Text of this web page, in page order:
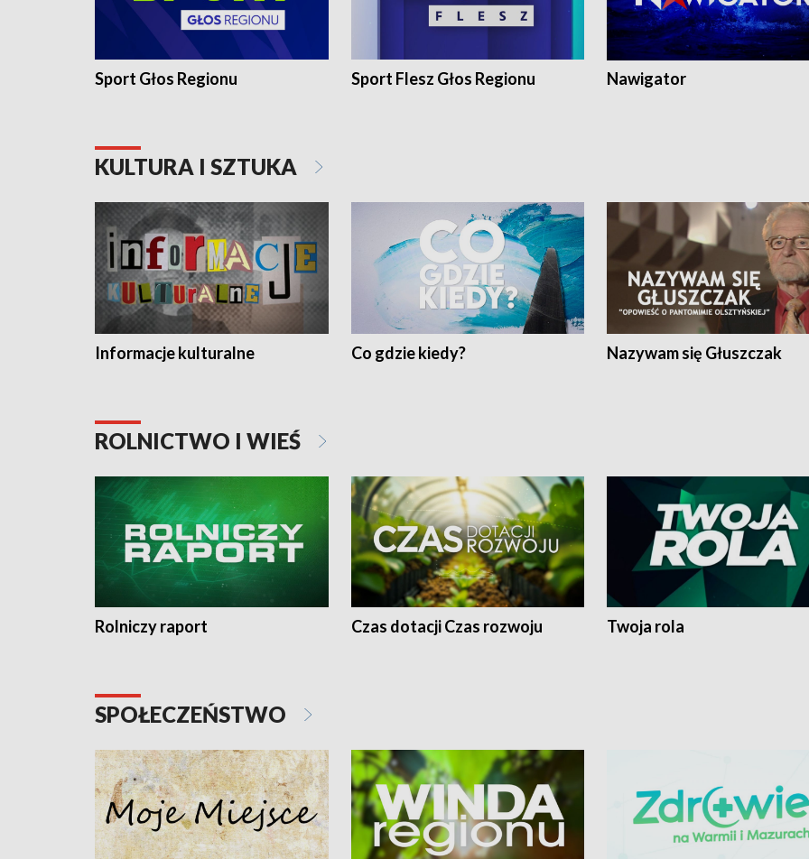
Sport Głos Regionu Sport Flesz Głos Regionu Nawigator
KULTURA I SZTUKA
Informacje kulturalne Co gdzie kiedy? Nazywam się Głuszczak
ROLNICTWO I WIEŚ
Rolniczy raport Czas dotacji Czas rozwoju Twoja rola
SPOŁECZEŃSTWO